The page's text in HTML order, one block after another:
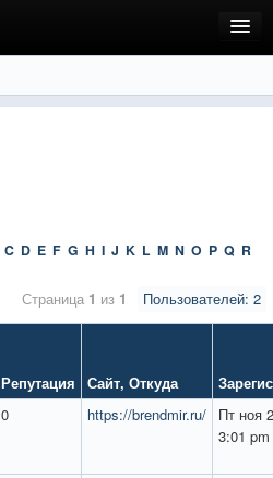
C D E F G H I J K L M N O P Q R
Пользователей: 2
Страница 1 из 1
Репутация Сайт, Откуда
0 https://brendmir.ru/
Пт ноя
3:01 pm